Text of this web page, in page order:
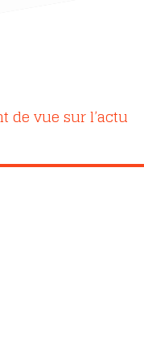
de vue sur l’actu